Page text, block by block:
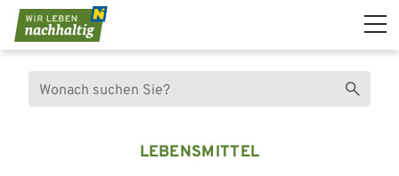
Navigation überspringen
Suche Suchen
LEBENSMITTEL